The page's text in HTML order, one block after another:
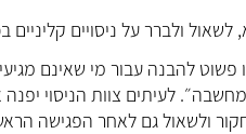
ולברר על ניסויים קליניים
להבנה עבור מי שאינם
לעיתים צוות הניסוי
ולשאול גם לאחר הפגישה